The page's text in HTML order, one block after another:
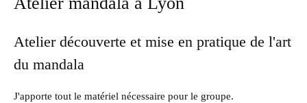
Atelier découverte et mise en pratique de l'art
du mandala
J'apporte tout le matériel nécessaire pour le groupe.